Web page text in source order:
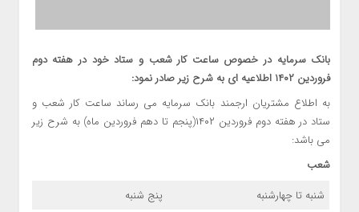
بانک سرمایه در خصوص ساعت کار شعب و ستاد خود در هفته دوم
فروردین ۱۴۰۲ اطلاعیه ای به شرح زیر صادر نمود:
به اطلاع مشتریان ارجمند بانک سرمایه می رساند ساعت کار شعب و
ستاد در هفته دوم فروردین ۱۴۰۲(پنجم تا دهم فروردین ماه) به شرح زیر
می باشد:
شعب
شنبه تا چهارشنبه
پنج شنبه